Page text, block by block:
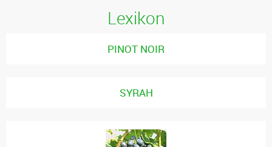
Lexikon
PINOT NOIR
SYRAH